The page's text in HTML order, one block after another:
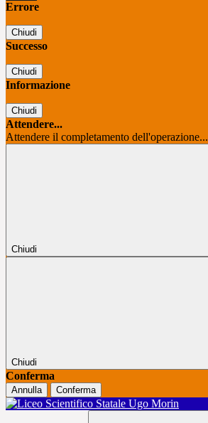
Errore
Chiudi
Successo
Chiudi
Informazione
Chiudi
Attendere...
Attendere il completamento dell'operazione...
Chiudi
Chiudi
Conferma
Annulla Conferma